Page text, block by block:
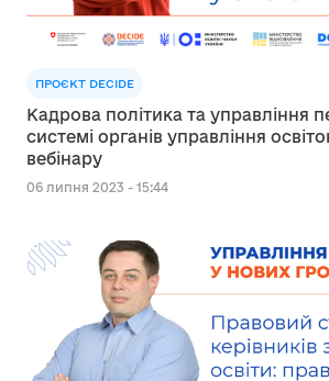
ПРОЄКТ DECIDE
Кадрова політика та управління
системі органів управління
вебінару
06 липня 2023 - 15:44